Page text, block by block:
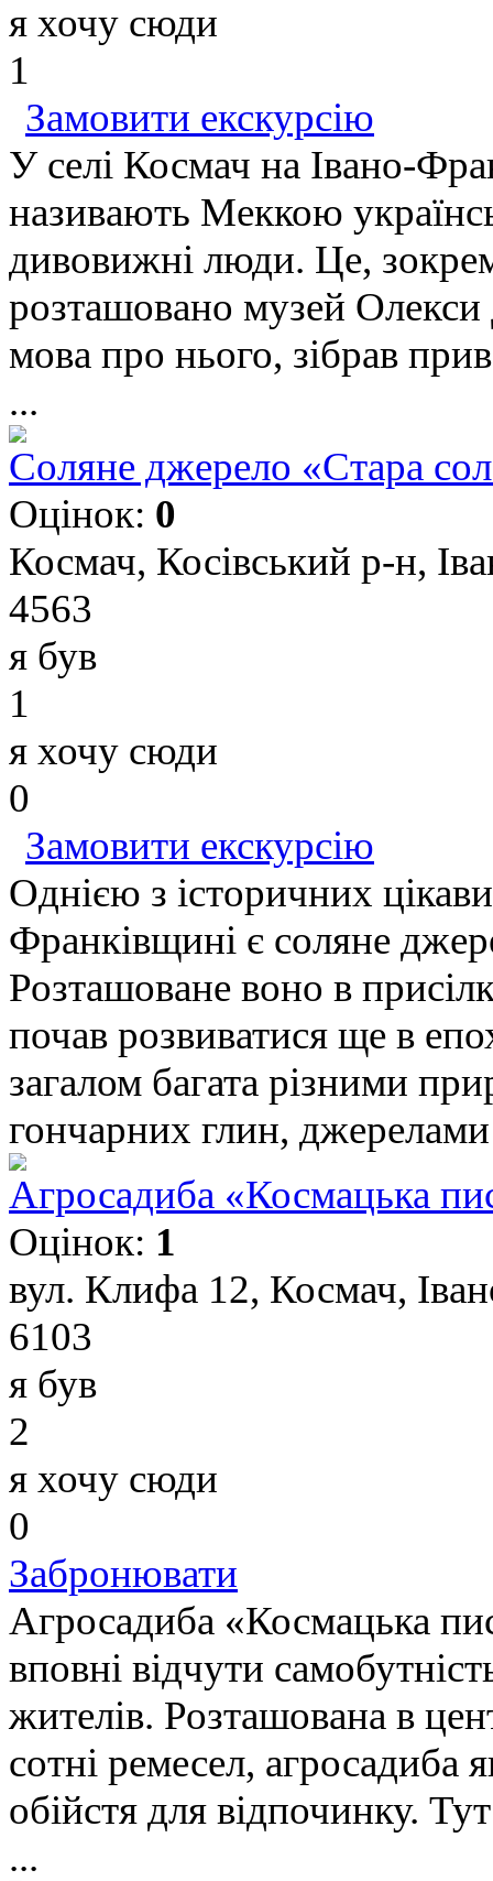
я хочу сюди
1
Замовити екскурсію
У селі Космач на Івано-
називають Меккою
дивовижні люди. Це,
розташовано музей
мова про нього, зібрав
...
Соляне джерело «Стара
Оцінок: 0
Космач, Косівський р-н,
4563
я був
1
я хочу сюди
0
Замовити екскурсію
Однією з історичних
Франківщині є соляне
Розташоване воно в
почав розвиватися ще в
загалом багата різними
гончарних глин,
Агросадиба «Космацька
Оцінок: 1
вул. Клифа 12, Космач,
6103
я був
2
я хочу сюди
0
Забронювати
Агросадиба «Космацька
вповні відчути
жителів. Розташована в
сотні ремесел, агросадиба
обійстя для відпочинку.
...